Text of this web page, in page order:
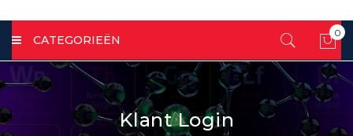
CATEGORIEËN
0
Klant Login